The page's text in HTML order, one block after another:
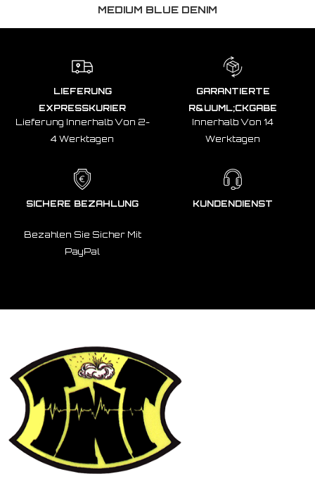
MEDIUM BLUE DENIM
LIEFERUNG
EXPRESSKURIER
Lieferung Innerhalb Von 2-
4 Werktagen
GARANTIERTE
R&UUML;CKGABE
Innerhalb Von 14
Werktagen
SICHERE BEZAHLUNG
Bezahlen Sie Sicher Mit
PayPal
KUNDENDIENST